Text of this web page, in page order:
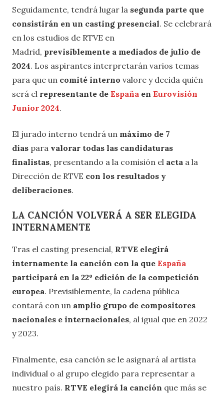
Seguidamente, tendrá lugar la segunda parte que
consistirán en un casting presencial. Se celebrará
en los estudios de RTVE en
Madrid, previsiblemente a mediados de julio de
2024. Los aspirantes interpretarán varios temas
para que un comité interno valore y decida quién
será el representante de España en Eurovisión
Junior 2024.
El jurado interno tendrá un máximo de 7
días para valorar todas las candidaturas
finalistas, presentando a la comisión el acta a la
Dirección de RTVE con los resultados y
deliberaciones.
LA CANCIÓN VOLVERÁ A SER ELEGIDA
INTERNAMENTE
Tras el casting presencial, RTVE elegirá
internamente la canción con la que España
participará en la 22º edición de la competición
europea. Previsiblemente, la cadena pública
contará con un amplio grupo de compositores
nacionales e internacionales, al igual que en 2022
y 2023.
Finalmente, esa canción se le asignará al artista
individual o al grupo elegido para representar a
nuestro país. RTVE elegirá la canción que más se